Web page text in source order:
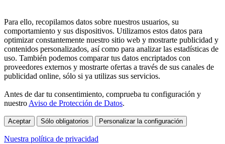
Para ello, recopilamos datos sobre nuestros usuarios, su
comportamiento y sus dispositivos. Utilizamos estos datos para
optimizar constantemente nuestro sitio web y mostrarte publicidad y
contenidos personalizados, así como para analizar las estadísticas de
uso. También podemos comparar tus datos encriptados con
proveedores externos y mostrarte ofertas a través de sus canales de
publicidad online, sólo si ya utilizas sus servicios.
Antes de dar tu consentimiento, comprueba tu configuración y
nuestro Aviso de Protección de Datos.
Aceptar Sólo obligatorios Personalizar la configuración
Nuestra política de privacidad